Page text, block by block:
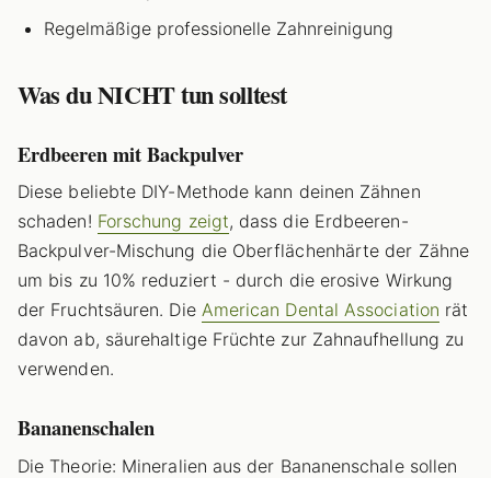
Regelmäßige professionelle Zahnreinigung
Was du NICHT tun solltest
Erdbeeren mit Backpulver
Diese beliebte DIY-Methode kann deinen Zähnen
schaden! Forschung zeigt, dass die Erdbeeren-
Backpulver-Mischung die Oberflächenhärte der Zähne
um bis zu 10% reduziert - durch die erosive Wirkung
der Fruchtsäuren. Die American Dental Association rät
davon ab, säurehaltige Früchte zur Zahnaufhellung zu
verwenden.
Bananenschalen
Die Theorie: Mineralien aus der Bananenschale sollen